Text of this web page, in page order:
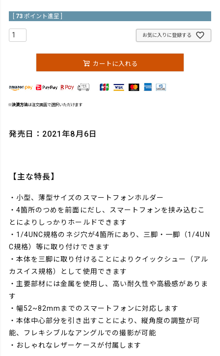
73 ポイント進呈 ]
お気に入りに登録する
カートに入れる
※決済方法は注文画面で選択いただけます
発売日：2021年8月6日
【主な特長】
・小型、薄型サイズのスマートフォンホルダー
・4箇所のつめを前面にだし、スマートフォンを挟み込むこ
とによりしっかりホールドできます
・1/4UNC規格のネジ穴が4箇所にあり、三脚・一脚（1/4UN
C規格）等に取り付けできます
・本体を三脚に取り付けることによりクイックシュー（アル
カスイス規格）として使用できます
・主要部材には金属を使用し、高い耐久性や高級感がありま
す
・幅52~82mmまでのスマートフォンに対応します
・本体中心部分を引き出すことにより、縦角度の調整が可
能、フレキシブルなアングルでの撮影が可能
・おしゃれなレザーケースが付属します